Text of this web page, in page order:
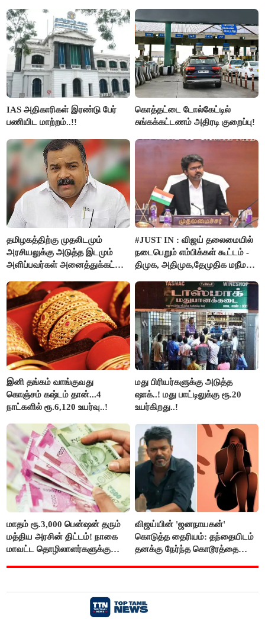
IAS அதிகாரிகள் இரண்டு பேர்
பணியிட மாற்றம்..!!
கொத்தட்டை டோல்கேட்டில்
சுங்கக்கட்டணம் அதிரடி குறைப்பு!
தமிழகத்திற்கு முதலிடமும்
அரசியலுக்கு அடுத்த இடமும்
அளிப்பவர்கள் அனைத்துக்கட்சி
பங்கேற்பார்கள் - மாணிக்கம்
தாகூர்..!!
#JUST IN : விஜய் தலைமையில்
நடைபெறும் எம்பிக்கள் கூட்டம் -
திமுக, அதிமுக,தேமுதிக மநீம
இனி தங்கம் வாங்குவது
கொஞ்சம் கஷ்டம் தான்...4
நாட்களில் ரூ.6,120 உயர்வு..!
மது பிரியர்களுக்கு அடுத்த
ஷாக்..! மது பாட்டிலுக்கு ரூ.20
உயர்கிறது..!
மாதம் ரூ.3,000 பென்ஷன் தரும்
மத்திய அரசின் திட்டம்! நாகை
மாவட்ட தொழிலாளர்களுக்கு
விஜய்யின் 'ஜனநாயகன்'
கொடுத்த தைரியம்: தந்தையிடம்
தனக்கு நேர்ந்த கொடூரத்தை